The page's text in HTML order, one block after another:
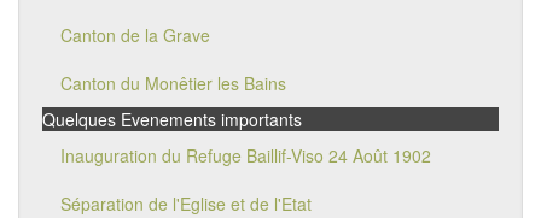
Canton de la Grave
Canton du Monêtier les Bains
Quelques Evenements importants
Inauguration du Refuge Baillif-Viso 24 Août 1902
Séparation de l'Eglise et de l'Etat